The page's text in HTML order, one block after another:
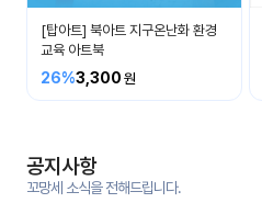
우리
들의
이야
후기
게시
[탑아트] 북아트 지구온난화 환경
교육 아트북
26%3,300
공지사항
꼬망세 소식을 전해드립니다.